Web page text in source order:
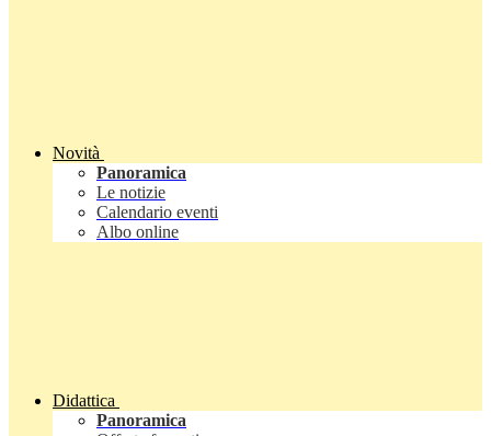
Novità
Panoramica
Le notizie
Calendario eventi
Albo online
Didattica
Panoramica